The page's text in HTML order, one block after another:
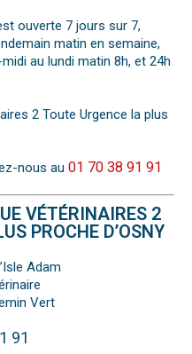
ouverte 7 jours sur 7,
matin en semaine,
au lundi matin 8h, et 24h
2 Toute Urgence la plus
nous au 01 70 38 91 91
VÉTÉRINAIRES 2
PROCHE D’OSNY
Adam
Vert
91